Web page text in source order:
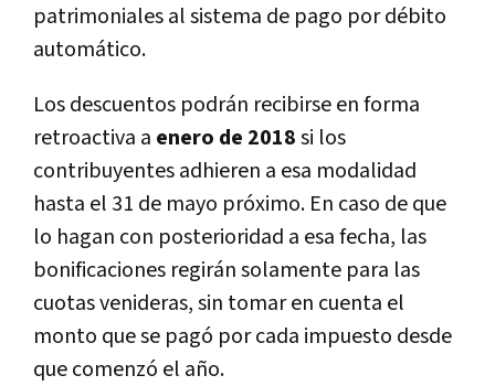
patrimoniales al sistema de pago por débito
automático.
Los descuentos podrán recibirse en forma
retroactiva a enero de 2018si los
contribuyentes adhieren a esa modalidad
hasta el 31 de mayo próximo. En caso de que
lo hagan con posterioridad a esa fecha, las
bonificaciones regirán solamente para las
cuotas venideras, sin tomar en cuenta el
monto que se pagó por cada impuesto desde
que comenzó el año.